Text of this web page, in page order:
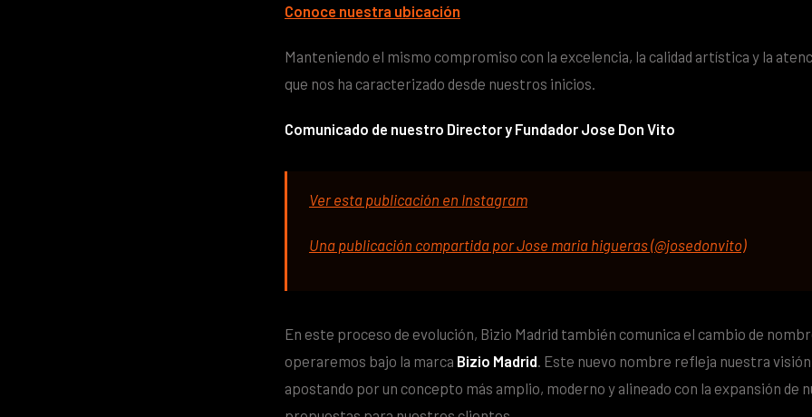
Conoce nuestra ubicación
Manteniendo el mismo compromiso con la excelencia, la calidad artística y la
que nos ha caracterizado desde nuestros inicios.
Comunicado de nuestro Director y Fundador Jose Don Vito
Ver esta publicación en Instagram
Una publicación compartida por Jose maria higueras (@josedonvito)
En este proceso de evolución, Bizio Madrid también comunica el cambio de
operaremos bajo la marca Bizio Madrid . Este nuevo nombre refleja nuestra
apostando por un concepto más amplio, moderno y alineado con la expansión de